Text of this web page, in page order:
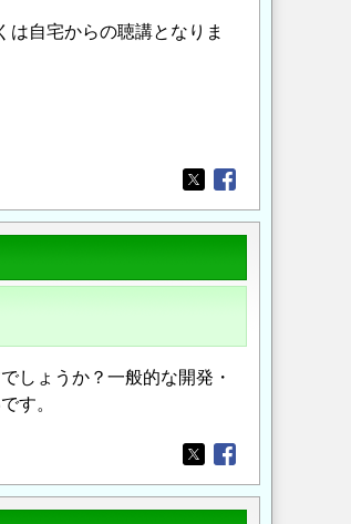
自宅からの聴講となりま
Opens in a new
Opens in a new
しょうか？一般的な開発・
す。
Opens in a new
Opens in a new